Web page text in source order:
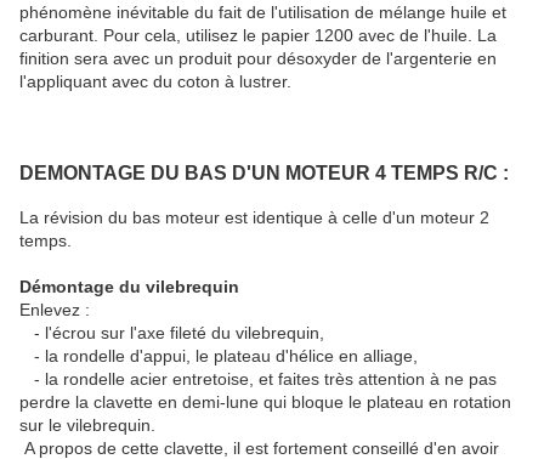
phénomène inévitable du fait de l'utilisation de mélange huile et
carburant. Pour cela, utilisez le papier 1200 avec de l'huile. La
finition sera avec un produit pour désoxyder de l'argenterie en
l'appliquant avec du coton à lustrer.
DEMONTAGE DU BAS D'UN MOTEUR 4 TEMPS R/C :
La révision du bas moteur est identique à celle d'un moteur 2
temps.
Démontage du vilebrequin
Enlevez :
- l'écrou sur l'axe fileté du vilebrequin,
- la rondelle d'appui, le plateau d'hélice en alliage,
- la rondelle acier entretoise, et faites très attention à ne pas
perdre la clavette en demi-lune qui bloque le plateau en rotation
sur le vilebrequin.
A propos de cette clavette, il est fortement conseillé d'en avoir